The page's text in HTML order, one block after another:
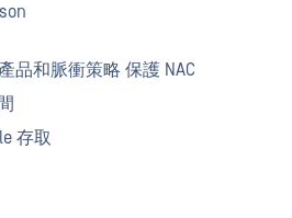
品和脈衝策略 保護 NAC
存取